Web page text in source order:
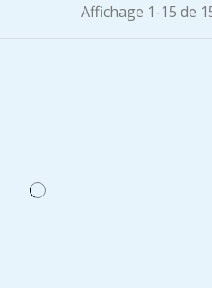
Affichage 1-15 de